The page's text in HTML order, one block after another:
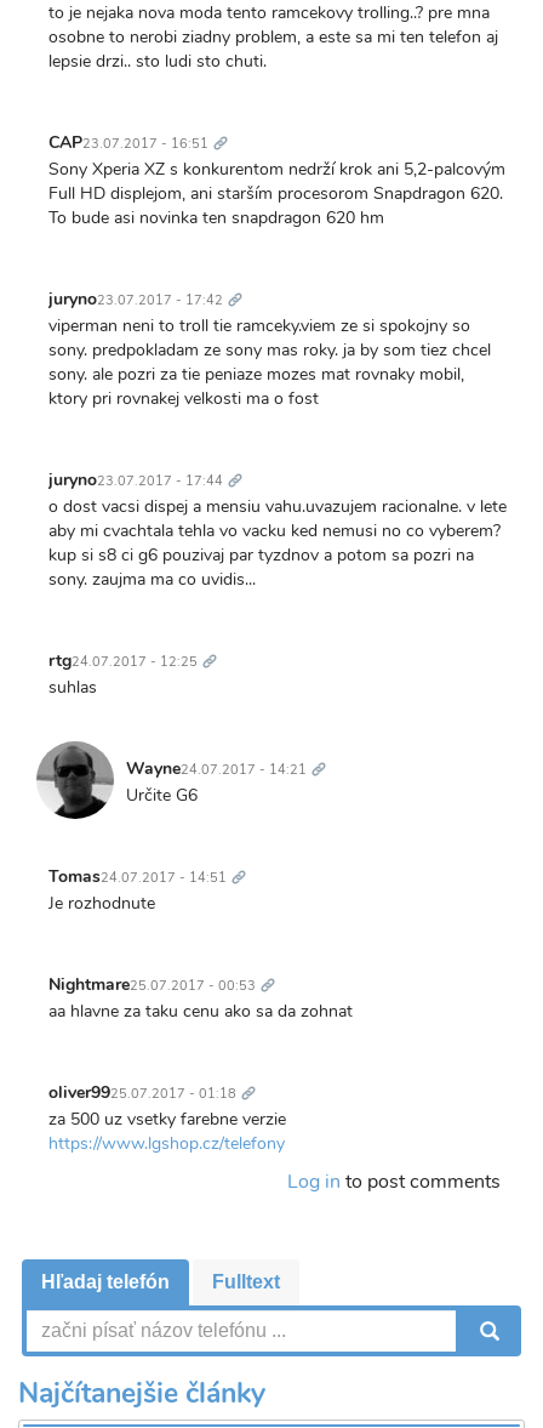
to je nejaka nova moda tento ramcekovy trolling..? pre mna
osobne to nerobi ziadny problem, a este sa mi ten telefon aj
lepsie drzi.. sto ludi sto chuti.
CAP23.07.2017 - 16:51 odkaz
Sony Xperia XZ s konkurentom nedrží krok ani 5,2-palcovým
Full HD displejom, ani starším procesorom Snapdragon 620.
To bude asi novinka ten snapdragon 620 hm
juryno23.07.2017 - 17:42 odkaz
viperman neni to troll tie ramceky.viem ze si spokojny so
sony. predpokladam ze sony mas roky. ja by som tiez chcel
sony. ale pozri za tie peniaze mozes mat rovnaky mobil,
ktory pri rovnakej velkosti ma o fost
juryno23.07.2017 - 17:44 odkaz
o dost vacsi dispej a mensiu vahu.uvazujem racionalne. v lete
aby mi cvachtala tehla vo vacku ked nemusi no co vyberem?
kup si s8 ci g6 pouzivaj par tyzdnov a potom sa pozri na
sony. zaujma ma co uvidis...
rtg24.07.2017 - 12:25 odkaz
suhlas
Wayne24.07.2017 - 14:21 odkaz
Určite G6
Tomas24.07.2017 - 14:51 odkaz
Je rozhodnute
Nightmare25.07.2017 - 00:53 odkaz
aa hlavne za taku cenu ako sa da zohnat
oliver9925.07.2017 - 01:18 odkaz
za 500 uz vsetky farebne verzie
https://www.lgshop.cz/telefony
Log in to post comments
Hľadaj telefón Fulltext
Najčítanejšie články